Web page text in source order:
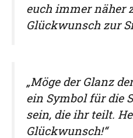
euch immer näher
Glückwunsch zur
„Möge der Glanz
ein Symbol für die
sein, die ihr teilt.
Glückwunsch!“